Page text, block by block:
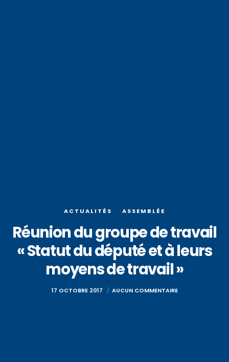
ACTUALITÉS ASSEMBLÉE
Réunion du groupe de travail
« Statut du député et à leurs
moyens de travail »
17 OCTOBRE 2017 AUCUN COMMENTAIRE